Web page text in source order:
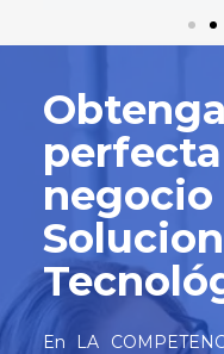
negocio
En LA